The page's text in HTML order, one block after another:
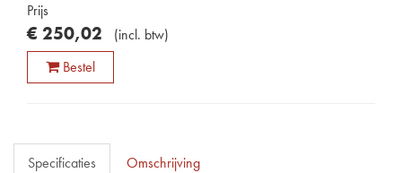
Prijs
€ 250,02 (incl. btw)
Bestel
Specificaties Omschrijving